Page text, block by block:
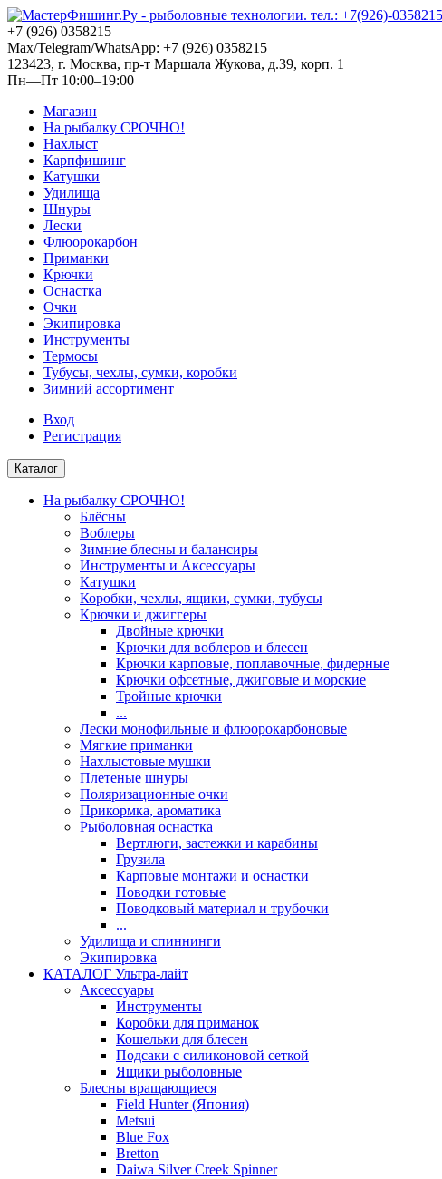
+7 (926) 0358215
Max/Telegram/WhatsApp: +7 (926) 0358215
123423, г. Москва, пр-т Маршала Жукова, д.39, корп. 1
Пн—Пт 10:00–19:00
Магазин
На рыбалку СРОЧНО!
Нахлыст
Карпфишинг
Катушки
Удилища
Шнуры
Лески
Флюорокарбон
Приманки
Крючки
Оснастка
Очки
Экипировка
Инструменты
Термосы
Тубусы, чехлы, сумки, коробки
Зимний ассортимент
Вход
Регистрация
Каталог
На рыбалку СРОЧНО!
Блёсны
Воблеры
Зимние блесны и балансиры
Инструменты и Аксессуары
Катушки
Коробки, чехлы, ящики, сумки, тубусы
Крючки и джиггеры
Двойные крючки
Крючки для воблеров и блесен
Крючки карповые, поплавочные, фидерные
Крючки офсетные, джиговые и морские
Тройные крючки
...
Лески монофильные и флюорокарбоновые
Мягкие приманки
Нахлыстовые мушки
Плетеные шнуры
Поляризационные очки
Прикормка, ароматика
Рыболовная оснастка
Вертлюги, застежки и карабины
Грузила
Карповые монтажи и оснастки
Поводки готовые
Поводковый материал и трубочки
...
Удилища и спиннинги
Экипировка
КАТАЛОГ Ультра-лайт
Аксессуары
Инструменты
Коробки для приманок
Кошельки для блесен
Подсаки с силиконовой сеткой
Ящики рыболовные
Блесны вращающиеся
Field Hunter (Япония)
Metsui
Blue Fox
Bretton
Daiwa Silver Creek Spinner